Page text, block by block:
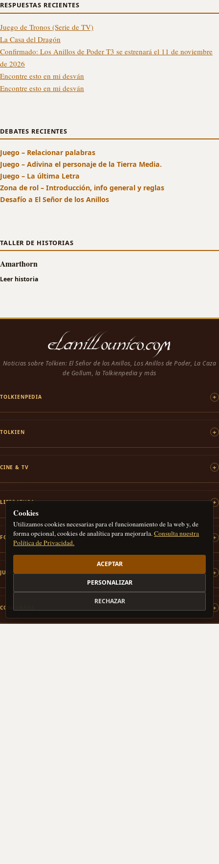
RESPUESTAS RECIENTES
Juego de Tronos (Serie de TV)
La Casa del Dragón
Confirmado: Los Anillos de Poder T3 se estrenará el 11 de noviembre
de 2026
Encontre esto en mi desván
Encontre esto en mi desván
DEBATES RECIENTES
Juego – Relacionar palabras
Juego – Adivina el personaje de la Tierra Media.
Juego – La última Letra
Zona de rol – Introducción, info general y reglas
Desafío a El Señor de los Anillos
TALLER DE HISTORIAS
Amarthorn
Leer historia
Noticias sobre Tolkien: El Señor de los Anillos, Los Anillos de Poder, La Caza
de Gollum, la Tolkienpedia y más
TOLKIENPEDIA
TOLKIEN
CINE & TV
LITERATURA
FOROS
JUEGOS
CONCURSOS
Cookies
Utilizamos cookies necesarias para el funcionamiento de la web y, de
forma opcional, cookies de analítica para mejorarla.Consulta nuestra
Política de Privacidad.
ACEPTAR
PERSONALIZAR
RECHAZAR